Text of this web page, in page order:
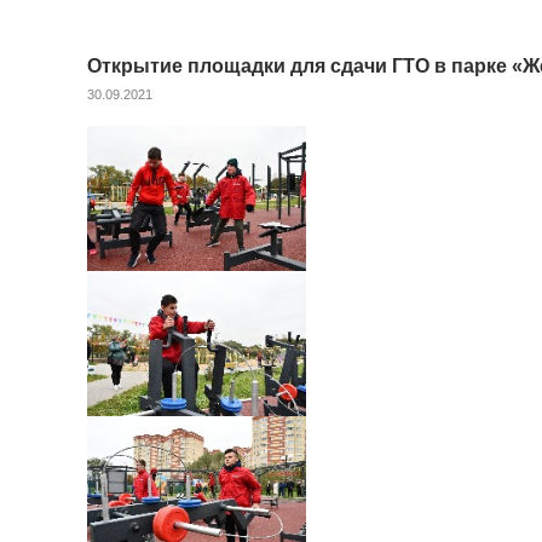
Открытие площадки для сдачи ГТО в парке
30.09.2021